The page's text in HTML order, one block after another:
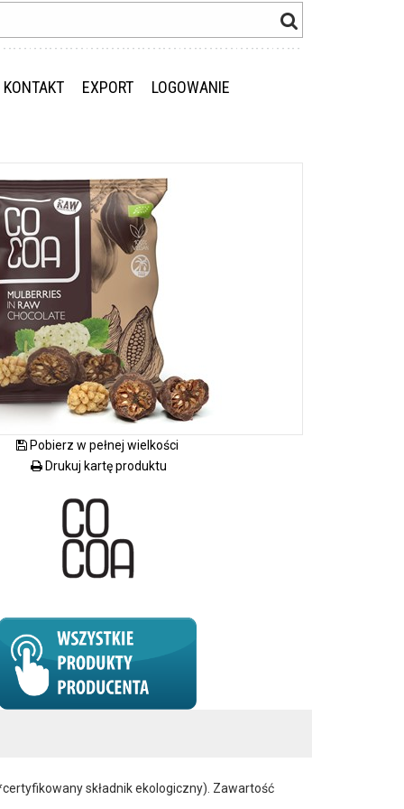
KONTAKT EXPORT LOGOWANIE
Pobierz w pełnej wielkości
Drukuj kartę produktu
składnik ekologiczny). Zawartość